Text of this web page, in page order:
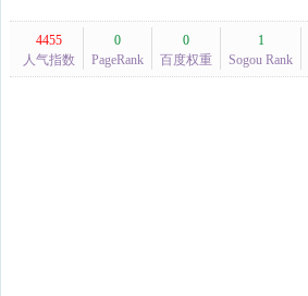
4455
人气指数
0
PageRank
0
百度权重
1
Sogou Rank